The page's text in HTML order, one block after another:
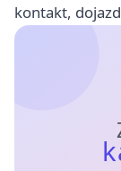
kontakt,